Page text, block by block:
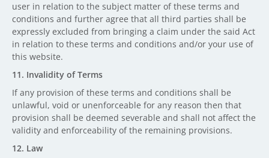
user in relation to the subject matter of these terms and
conditions and further agree that all third parties shall be
expressly excluded from bringing a claim under the said Act
in relation to these terms and conditions and/or your use of
this website.
11. Invalidity of Terms
If any provision of these terms and conditions shall be
unlawful, void or unenforceable for any reason then that
provision shall be deemed severable and shall not affect the
validity and enforceability of the remaining provisions.
12. Law